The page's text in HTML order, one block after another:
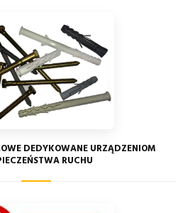
DEDYKOWANE URZĄDZENIOM
RUCHU